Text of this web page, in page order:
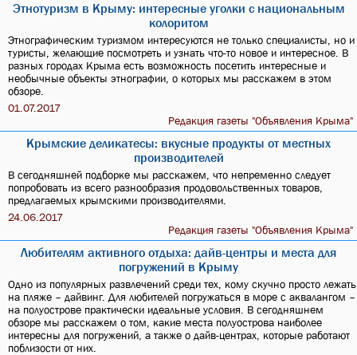
Этнотуризм в Крыму: интересные уголки с национальным
колоритом
Этнографическим туризмом интересуются не только специалисты, но и
туристы, желающие посмотреть и узнать что-то новое и интересное. В
разных городах Крыма есть возможность посетить интересные и
необычные объекты этнографии, о которых мы расскажем в этом
обзоре.
01.07.2017
Редакция газеты "Объявления Крыма"
Крымские деликатесы: вкусные продукты от местных
производителей
В сегодняшней подборке мы расскажем, что непременно следует
попробовать из всего разнообразия продовольственных товаров,
предлагаемых крымскими производителями.
24.06.2017
Редакция газеты "Объявления Крыма"
Любителям активного отдыха: дайв-центры и места для
погружений в Крыму
Одно из популярных развлечений среди тех, кому скучно просто лежать
на пляже – дайвинг. Для любителей погружаться в море с аквалангом –
на полуострове практически идеальные условия. В сегодняшнем
обзоре мы расскажем о том, какие места полуострова наиболее
интересны для погружений, а также о дайв-центрах, которые работают
поблизости от них.